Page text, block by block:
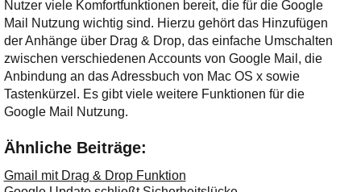
Nutzer viele Komfortfunktionen bereit, die für die Google
Mail Nutzung wichtig sind. Hierzu gehört das Hinzufügen
der Anhänge über Drag & Drop, das einfache Umschalten
zwischen verschiedenen Accounts von Google Mail, die
Anbindung an das Adressbuch von Mac OS x sowie
Tastenkürzel. Es gibt viele weitere Funktionen für die
Google Mail Nutzung.
Ähnliche Beiträge:
Gmail mit Drag & Drop Funktion
E-Mail bestätigen